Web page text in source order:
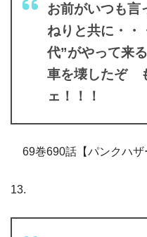
お前がいつも言
ねりと共に・
代”がやって来
車を壊したぞ
ェ！！！
69巻690話【パンクハザ
13.